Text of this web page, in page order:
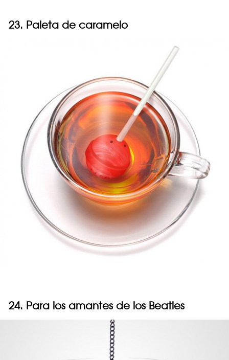
23. Paleta de caramelo
24. Para los amantes de los Beatles